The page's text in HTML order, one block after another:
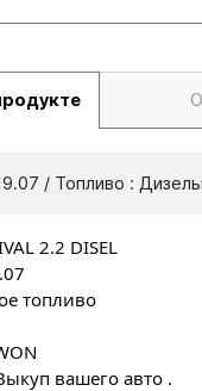
/ Топливо :
2.2 DISEL
топливо
вашего авто .